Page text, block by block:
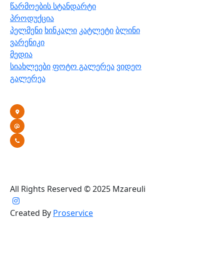
წარმოების სტანდარტი
პროდუქცია
პელმენი ხინკალი კატლეტიბლინი
ვარენიკი
მედია
სიახლეებიფოტო გალერეა ვიდეო
გალერეა
All Rights Reserved © 2025 Mzareuli
Created By Proservice